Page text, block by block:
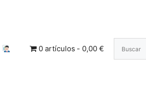
0 artículos 0,00 €